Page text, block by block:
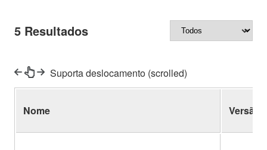
5 Resultados
Suporta deslocamento (scrolled)
Nome Versão